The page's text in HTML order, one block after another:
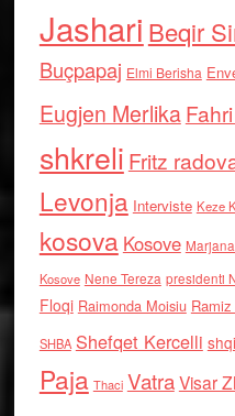
Jashari Beqir
Buçpapaj Elmi Berisha
Eugjen Merlika
shkreli Fritz
Levonja Interviste Keze
kosova Kosove
Kosove Nene Tereza presidenti
Floqi Raimonda Moisiu
SHBA Shefqet Kercelli
Paja Thaci VatraVisar